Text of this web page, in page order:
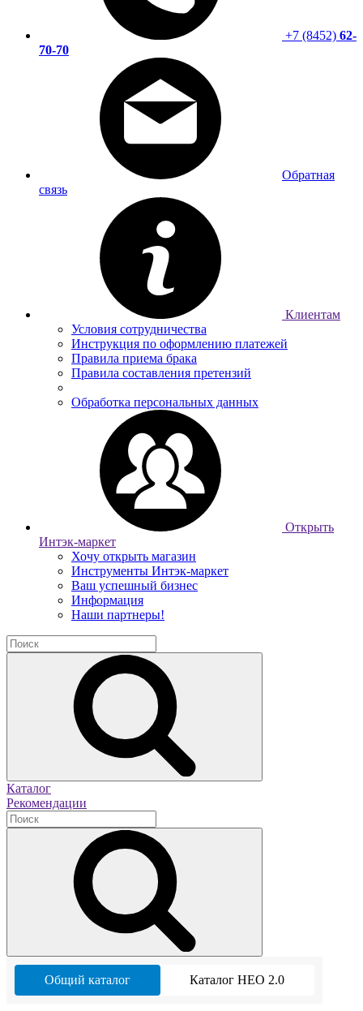
+7 (8452) 62-
70-70
Обратная
связь
Клиентам
Условия сотрудничества
Инструкция по оформлению платежей
Правила приема брака
Правила составления претензий
Обработка персональных данных
Открыть
Интэк-маркет
Хочу открыть магазин
Инструменты Интэк-маркет
Ваш успешный бизнес
Информация
Наши партнеры!
Каталог
Рекомендации
Общий каталог Каталог НЕО 2.0